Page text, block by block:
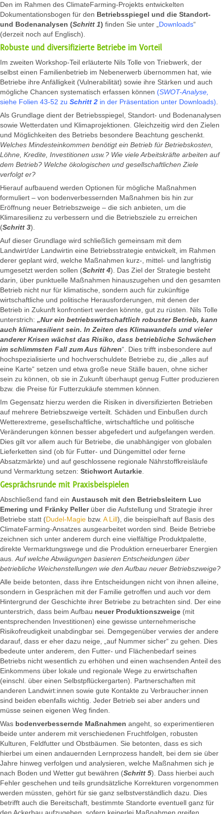
Den im Rahmen des ClimateFarming-Projekts entwickelten
Dokumentationsbogen für den Betriebsspiegel und die Standort-
und Bodenanalysen (Schritt 1) finden Sie unter „ Downloads“
(derzeit noch auf Englisch).
Robuste und diversifizierte Betriebe im Vorteil
Im zweiten Workshop-Teil erläuterte Nils Tolle von Triebwerk, der
selbst einen Familienbetrieb im Nebenerwerb übernommen hat, wie
Betriebe ihre Anfälligkeit (Vulnerabilität) sowie ihre Stärken und auch
mögliche Chancen systematisch erfassen können (SWOT-Analyse,
siehe Folien 43-52 zu Schritt 2 in der Präsentation unter Downloads)
Als Grundlage dient der Betriebsspiegel, Standort- und Bodenanalysen
sowie Wetterdaten und Klimaprojektionen. Gleichzeitig wird den Zielen
und Möglichkeiten des Betriebs besondere Beachtung geschenkt.
Welches Mindesteinkommen benötigt ein Betrieb für Betriebskosten,
Löhne, Kredite, Investitionen usw.? Wie viele Arbeitskräfte arbeiten auf
dem Betrieb? Welche ökologischen und gesellschaftlichen Ziele
verfolgt er?
Hierauf aufbauend werden Optionen für mögliche Maßnahmen
formuliert – von bodenverbessernden Maßnahmen bis hin zur
Eröffnung neuer Betriebszweige – die sich anbieten, um die
Klimaresilienz zu verbessern und die Betriebsziele zu erreichen
(Schritt 3).
Auf dieser Grundlage wird schließlich gemeinsam mit dem
Landwirt/der Landwirtin eine Betriebsstrategie entwickelt, im Rahmen
derer geplant wird, welche Maßnahmen kurz-, mittel- und langfristig
umgesetzt werden sollen (Schritt 4). Das Ziel der Strategie besteht
darin, über punktuelle Maßnahmen hinauszugehen und den gesamten
Betrieb nicht nur für klimatische, sondern auch für zukünftige
wirtschaftliche und politische Herausforderungen, mit denen der
Betrieb in Zukunft konfrontiert werden könnte, gut zu rüsten. Nils Tolle
unterstrich: „Nur ein betriebswirtschaftlich robuster Betrieb, kann
auch klimaresilient sein. In Zeiten des Klimawandels und vieler
anderer Krisen wächst das Risiko, dass betriebliche Schwächen
im schlimmsten Fall zum Aus führen“. Dies trifft insbesondere auf
hochspezialisierte und hochverschuldete Betriebe zu, die „alles auf
eine Karte“ setzen und etwa große neue Ställe bauen, ohne sicher
sein zu können, ob sie in Zukunft überhaupt genug Futter produzieren
bzw. die Preise für Futterzukäufe stemmen können.
Im Gegensatz hierzu werden die Risiken in diversifizierten Betrieben
auf mehrere Betriebszweige verteilt. Schäden und Einbußen durch
Wetterextreme, gesellschaftliche, wirtschaftliche und politische
Veränderungen können besser abgefedert und aufgefangen werden.
Dies gilt vor allem auch für Betriebe, die unabhängiger von globalen
Lieferketten sind (ob für Futter- und Düngemittel oder ferne
Absatzmärkte) und auf geschlossene regionale Nährstoffkreisläufe
und Vermarktung setzen: Stichwort Autarkie
Gesprächsrunde mit Praxisbeispielen
Abschließend fand ein Austausch mit den Betriebsleitern Luc
Emering und Fränky Pellerüber die Aufstellung und Strategie ihrer
Betriebe statt (Dudel-Magie bzw. A Lill), die beispielhaft auf Basis des
ClimateFarming-Ansatzes ausgearbeitet worden sind. Beide Betriebe
zeichnen sich unter anderem durch eine vielfältige Produktpalette,
direkte Vermarktungswege und die Produktion erneuerbarer Energien
aus. Auf welche Abwägungen basieren Entscheidungen über
betriebliche Weichenstellungen wie den Aufbau neuer Betriebszweige?
Alle beide betonten, dass ihre Entscheidungen nicht von ihnen alleine,
sondern in Gesprächen mit der Familie getroffen und auch vor dem
Hintergrund der Geschichte ihrer Betriebe zu betrachten sind. Der eine
unterstrich, dass beim Aufbau neuer Produktionszweige (mit
entsprechenden Investitionen) eine gewisse unternehmerische
Risikofreudigkeit unabdingbar sei. Demgegenüber verwies der andere
darauf, dass er eher dazu neige, „auf Nummer sicher“ zu gehen. Dies
bedeute unter anderem, den Futter- und Flächenbedarf seines
Betriebs nicht wesentlich zu erhöhen und einen wachsenden Anteil des
Einkommens über lokale und regionale Wege zu erwirtschaften
(einschl. über einen Selbstpflückergarten). Partnerschaften mit
anderen Landwirt:innen sowie gute Kontakte zu Verbraucher:innen
sind beiden ebenfalls wichtig. Jeder Betrieb sei aber anders und
müsse seinen eigenen Weg finden.
Was bodenverbessernde Maßnahmen angeht, so experimentieren
beide unter anderem mit verschiedenen Fruchtfolgen, robusten
Kulturen, Feldfutter und Obstbäumen. Sie betonten, dass es sich
hierbei um einen andauernden Lernprozess handelt, bei dem sie über
Jahre hinweg verfolgen und analysieren, welche Maßnahmen sich je
nach Boden und Wetter gut bewähren (Schritt 5). Dass hierbei auch
Fehler geschehen und teils grundsätzliche Korrekturen vorgenommen
werden müssten, gehört für sie ganz selbstverständlich dazu. Dies
betrifft auch die Bereitschaft, bestimmte Standorte eventuell ganz für
den Ackerbau aufzugeben, sofern keinerlei Maßnahmen greifen.